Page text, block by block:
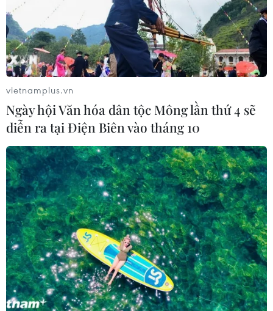
Hà Nội cảnh báo về việc sử dụng tế
bào gốc trong khám chữa bệnh, làm
đẹp
07/08/2026 03:03
Thắp lên hy vọng cho bệnh nhân
nghèo từ 'phòng khám 0 đồng' ở An
Giang
07/08/2026 02:00
Ca vi phẫu ghép da đầu hiếm gặp
giúp bé gái phục hồi sau 10 năm
06/08/2026 07:15
Hà Nội: Kiểm tra, xác minh liên quan
đến sản phẩm giảm cân dạng bút
vietnamplus.vn
Ngày hội Văn hóa dân tộc Mông lần thứ 4 sẽ
diễn ra tại Điện Biên vào tháng 10